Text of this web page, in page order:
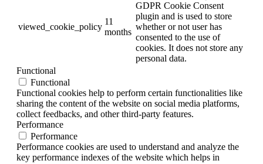
viewed_cookie_policy
11
months
GDPR Cookie Consent
plugin and is used to store
whether or not user has
consented to the use of
cookies. It does not store any
personal data.
Functional
Functional
Functional cookies help to perform certain functionalities like
sharing the content of the website on social media platforms,
collect feedbacks, and other third-party features.
Performance
Performance
Performance cookies are used to understand and analyze the
key performance indexes of the website which helps in